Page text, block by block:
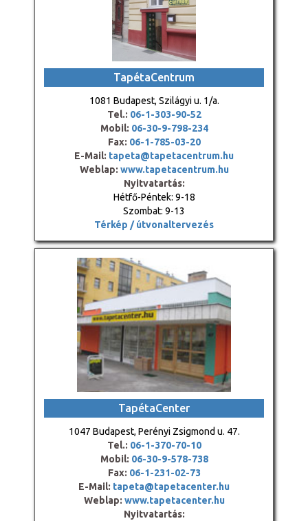
TapétaCentrum
1081 Budapest, Szilágyi u. 1/a.
Tel.: 06-1-303-90-52
Mobil: 06-30-9-798-234
Fax: 06-1-785-03-20
E-Mail: tapeta@tapetacentrum.hu
Weblap: www.tapetacentrum.hu
Nyitvatartás:
Hétfő-Péntek: 9-18
Szombat: 9-13
Térkép / útvonaltervezés
TapétaCenter
1047 Budapest, Perényi Zsigmond u. 47.
Tel.: 06-1-370-70-10
Mobil: 06-30-9-578-738
Fax: 06-1-231-02-73
E-Mail: tapeta@tapetacenter.hu
Weblap: www.tapetacenter.hu
Nyitvatartás: